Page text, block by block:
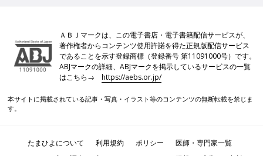
ＡＢＪマークは、この電子書店・電子書籍配信サービスが、
著作権者からコンテンツ使用許諾を得た正規版配信サービス
であることを示す登録商標（登録番号 第11091000号）です。
ABJマークの詳細、ABJマークを掲示しているサービスの一覧
はこちら→https://aebs.or.jp/
本サイトに掲載されている記事・写真・イラスト等のコンテンツの無断転載を禁じま
す。
たまひよについて 利用規約 ポリシー
医師・専門家一覧